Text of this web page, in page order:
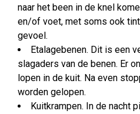
naar het been in de knel
en/of voet, met soms ook
gevoel.
Etalagebenen. Dit is een
slagaders van de benen. Er
lopen in de kuit. Na even
worden gelopen.
Kuitkrampen. In de nacht